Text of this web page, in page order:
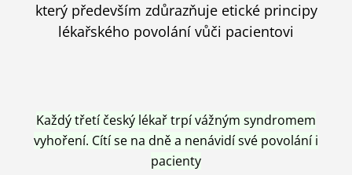
který především zdůrazňuje etické principy
lékařského povolání vůči pacientovi
Každý třetí český lékař trpí vážným syndromem
vyhoření. Cítí se na dně a nenávidí své povolání i
pacienty